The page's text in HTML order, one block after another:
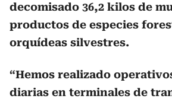
decomisado 36,2 kilos de
productos de especies
orquídeas silvestres.
“Hemos realizado
diarias en terminales de